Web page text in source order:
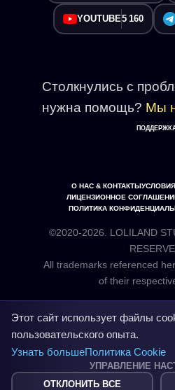
YOUTUBE5 160
Столкнулись с
нужна помощь? Мы
О НАС & КОНТАКТЫ
ЛИЦЕНЗИОННОЕ
ПОЛИТИКА
©2020-2026. LOLILAND
All trademarks referenced
Этот сайт использует файлы
пользовательского опыта.
Узнать большеПолитика Cookie
УПРАВЛЕНИЕ
ОТКЛОНИТЬ ВСЕ